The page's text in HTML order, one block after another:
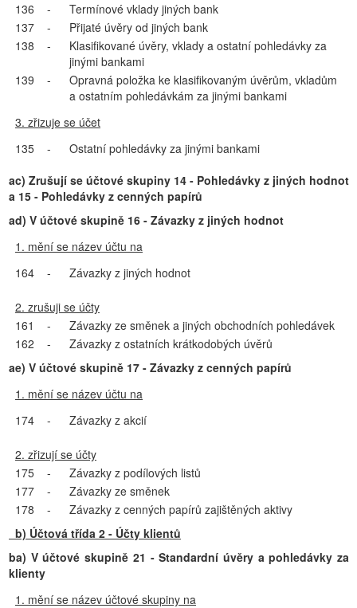
136
-
Termínové vklady jiných bank
137
-
Přijaté úvěry od jiných bank
138
-
Klasifikované úvěry, vklady a ostatní pohledávky za
jinými bankami
139
-
Opravná položka ke klasifikovaným úvěrům, vkladům
a ostatním pohledávkám za jinými bankami
3. zřizuje se účet
135
-
Ostatní pohledávky za jinými bankami
ac) Zrušují se účtové skupiny 14 - Pohledávky z jiných hodnot
a 15 - Pohledávky z cenných papírů
ad) V účtové skupině 16 - Závazky z jiných hodnot
1. mění se název účtu na
164
- Závazky z jiných hodnot
2. zrušuji se účty
161
-
Závazky ze směnek a jiných obchodních pohledávek
162
-
Závazky z ostatních krátkodobých úvěrů
ae) V účtové skupině 17 - Závazky z cenných papírů
1. mění se název účtu na
174
- Závazky z akcií
2. zřizují se účty
175
-
Závazky z podílových listů
177
-
Závazky ze směnek
178
-
Závazky z cenných papírů zajištěných aktivy
b) Účtová třída 2 - Účty klientů
ba) V účtové skupině 21 - Standardní úvěry a pohledávky za
klienty
1. mění se název účtové skupiny na